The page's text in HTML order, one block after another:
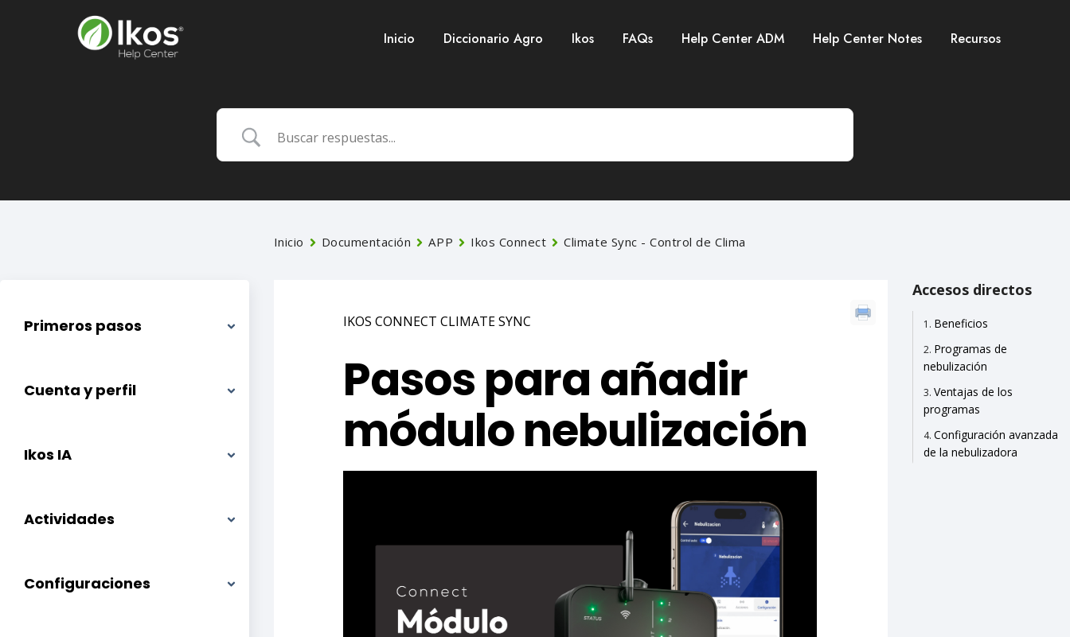
Inicio Diccionario Agro Ikos FAQs Help Center ADM Help Center Notes Recursos
Primeros pasos
Cuenta y perfil
Ikos IA
Actividades
Configuraciones
Inicio Documentación APP Ikos Connect Climate Sync - Control de Clima
IKOS CONNECT CLIMATE SYNC
Pasos para añadir
módulo nebulización
Accesos directos
Beneficios
Programas de
nebulización
Ventajas de los
programas
Configuración avanzada
de la nebulizadora